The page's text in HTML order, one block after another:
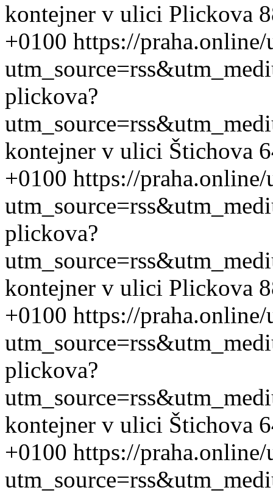
kontejner v ulici Plickova
+0100 https://
plickova?
kontejner v ulici Štichova
+0100 https://
plickova?
kontejner v ulici Plickova
+0100 https://
plickova?
kontejner v ulici Štichova
+0100 https://